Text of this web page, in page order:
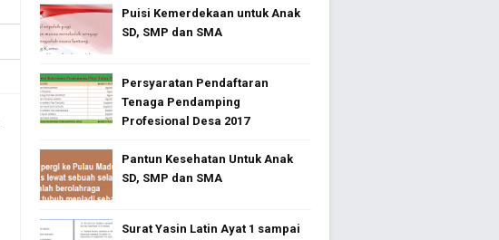
Puisi Kemerdekaan untuk Anak
SD, SMP dan SMA
Persyaratan Pendaftaran
Tenaga Pendamping
Profesional Desa 2017
Pantun Kesehatan Untuk Anak
SD, SMP dan SMA
Surat Yasin Latin Ayat 1 sampai